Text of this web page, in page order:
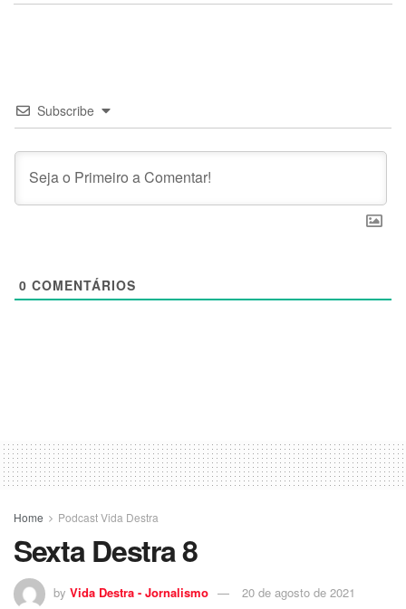
Subscribe
0 COMENTÁRIOS
Home Podcast Vida Destra
Sexta Destra 8
by Vida Destra - Jornalismo 20 de agosto de 2021